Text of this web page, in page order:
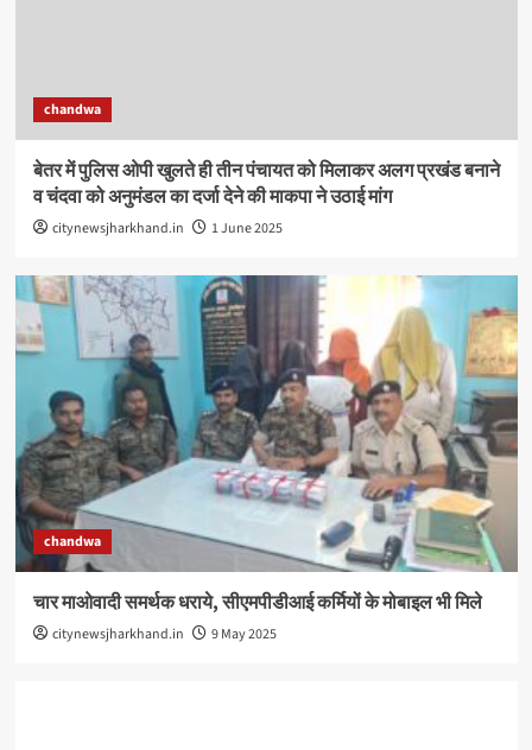
chandwa
बेतर में पुलिस ओपी खुलते ही तीन पंचायत को मिलाकर अलग प्रखंड बनाने
व चंदवा को अनुमंडल का दर्जा देने की माकपा ने उठाई मांग
citynewsjharkhand.in 1 June 2025
chandwa
चार माओवादी समर्थक धराये, सीएमपीडीआई कर्मियों के मोबाइल भी मिले
citynewsjharkhand.in 9 May 2025